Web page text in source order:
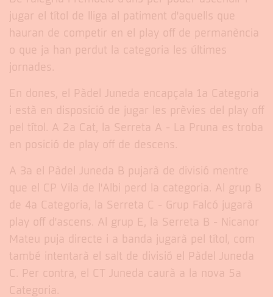
jugar el títol de lliga al patiment d'aquells que
hauran de competir en el play off de permanència
o que ja han perdut la categoria les últimes
jornades.
En dones, el Pàdel Juneda encapçala 1a Categoria
i està en disposició de jugar les prèvies del play off
pel títol. A 2a Cat, la Serreta A - La Pruna es troba
en posició de play off de descens.
A 3a el Pàdel Juneda B pujarà de divisió mentre
que el CP Vila de l'Albi perd la categoria. Al grup B
de 4a Categoria, la Serreta C - Grup Falcó jugarà
play off d'ascens. Al grup E, la Serreta B - Nicanor
Mateu puja directe i a banda jugarà pel títol, com
també intentarà el salt de divisió el Pàdel Juneda
C. Per contra, el CT Juneda caurà a la nova 5a
Categoria.